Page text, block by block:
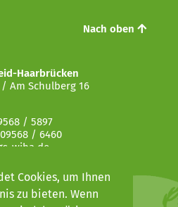
Cookies, um Ihnen
zu bieten. Wenn
Nach oben
Haarbrücken
Am Schulberg 16
/ 5897
/ 6460
wiha.de